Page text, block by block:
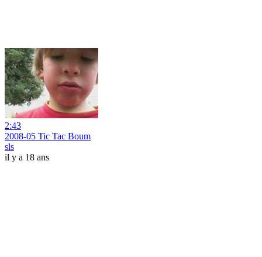
2:43
2008-05 Tic Tac Boum
sls
il y a 18 ans